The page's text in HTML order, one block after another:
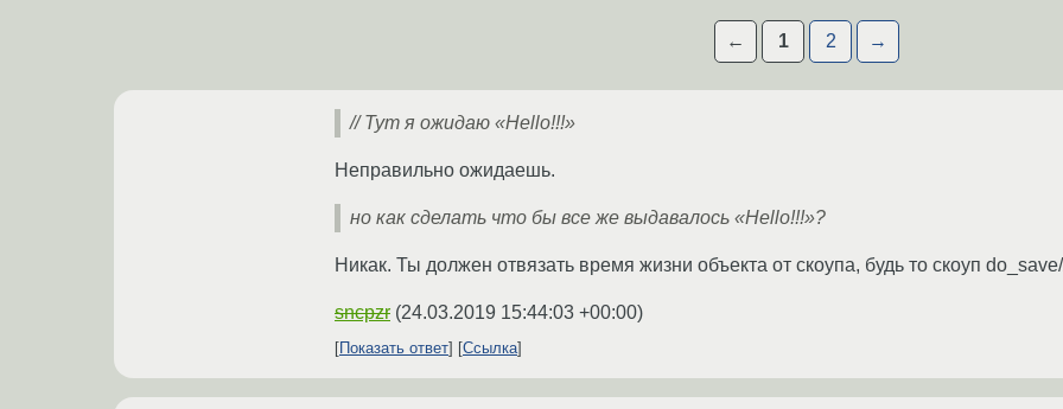
← 1 2 →
// Тут я ожидаю «Hello!!!»
Неправильно ожидаешь.
но как сделать что бы все же выдавалось «Hello!!!»?
Никак. Ты должен отвязать время жизни объекта от скоупа, будь то скоуп
sncpzr (24.03.2019 15:44:03 +00:00)
Показать ответ Ссылка